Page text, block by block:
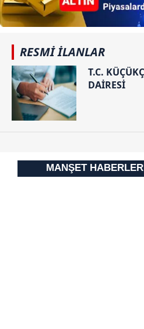
RESMİ İLANLAR
T.C.
DAİRESİ
MANŞET